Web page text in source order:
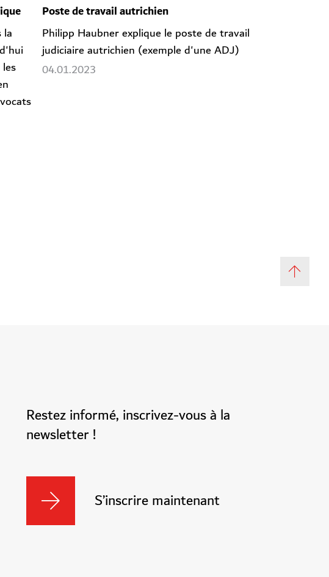
Poste de travail autrichien
Philipp Haubner explique le poste de travail
judiciaire autrichien (exemple d'une ADJ)
04.01.2023
Restez informé, inscrivez-vous à la
newsletter !
S’inscrire maintenant